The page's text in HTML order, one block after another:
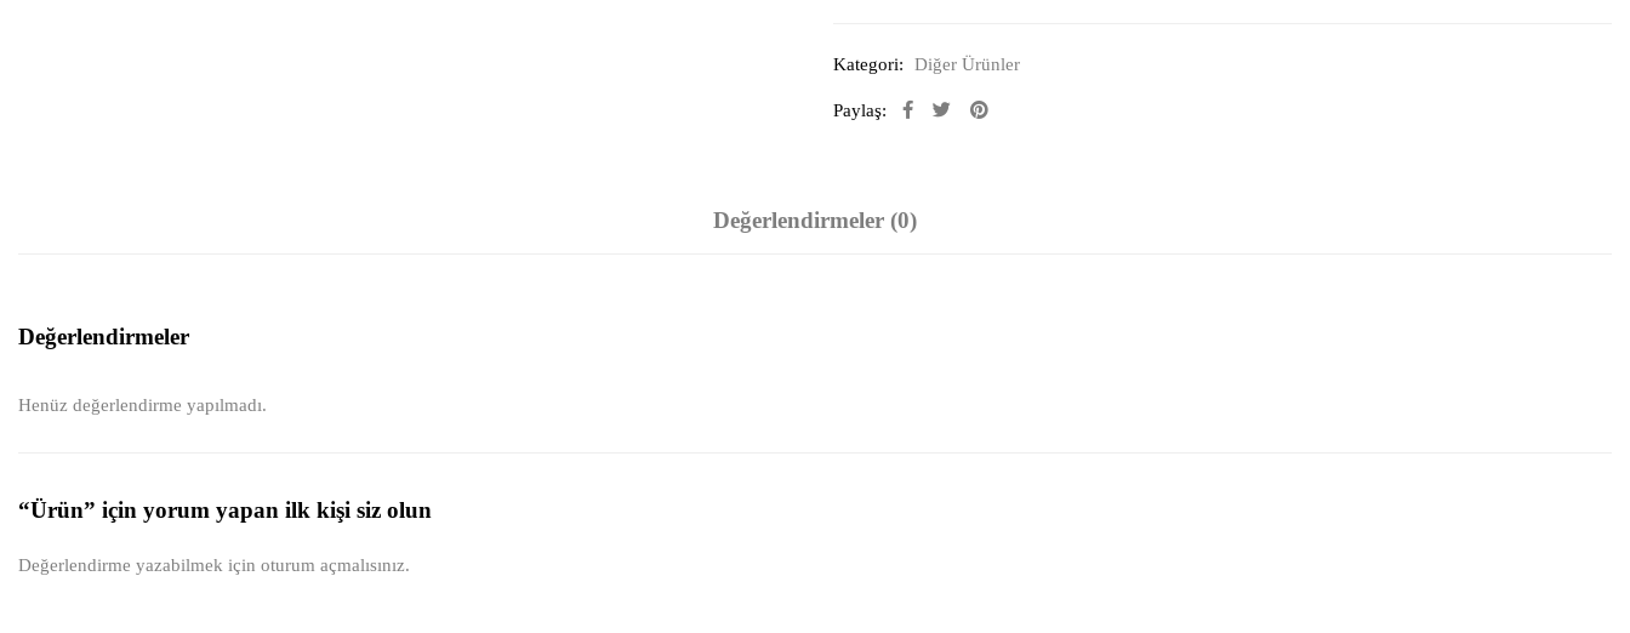
Kategori: Diğer Ürünler
Paylaş:
Değerlendirmeler (0)
Değerlendirmeler
Henüz değerlendirme yapılmadı.
“Ürün” için yorum yapan ilk kişi siz olun
Değerlendirme yazabilmek için oturum açmalısınız.